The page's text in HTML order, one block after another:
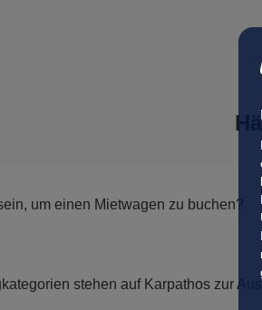
um einen Mietwagen zu buchen?
stehen auf Karpathos zur